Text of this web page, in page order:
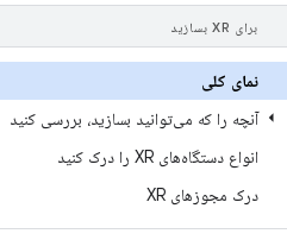
برای XR بسازید
نمای کلی
آنچه را که می‌توانید بسازید، بررسی کنید
انواع دستگاه‌های XR را درک کنید
درک مجوزهای XR